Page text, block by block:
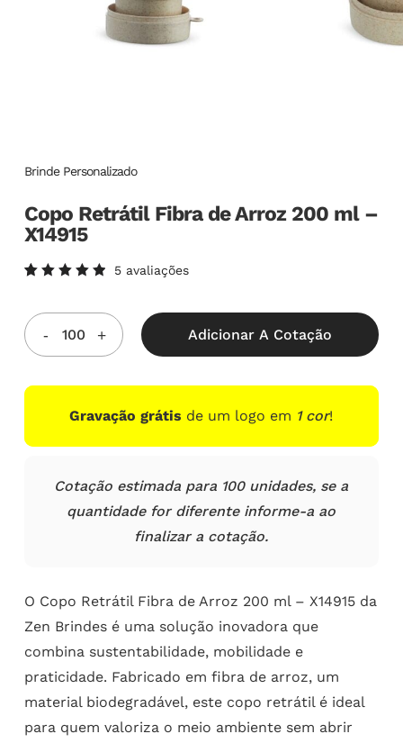
Brinde Personalizado
Copo Retrátil Fibra de Arroz 200 ml –
X14915
5.00de
5, com
baseado
em
clientes
5avaliações
Adicionar A Cotação
Gravação grátis de um logo em 1 cor!
Cotação estimada para 100 unidades, se a
quantidade for diferente informe-a ao
finalizar a cotação.
O Copo Retrátil Fibra de Arroz 200 ml – X14915 da
Zen Brindes é uma solução inovadora que
combina sustentabilidade, mobilidade e
praticidade. Fabricado em fibra de arroz, um
material biodegradável, este copo retrátil é ideal
para quem valoriza o meio ambiente sem abrir